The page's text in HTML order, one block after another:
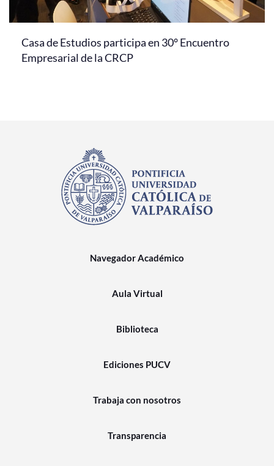
Casa de Estudios participa en 30° Encuentro
Empresarial de la CRCP
Navegador Académico
Aula Virtual
Biblioteca
Ediciones PUCV
Trabaja con nosotros
Transparencia